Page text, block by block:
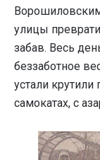
улицы
забав. Весь
беззаботное
устали
самокатах, с